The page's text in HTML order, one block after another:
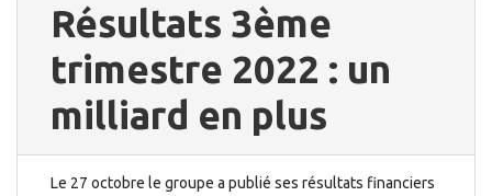
Résultats 3ème
trimestre 2022 : un
milliard en plus
Le 27 octobre le groupe a publié ses résultats financiers